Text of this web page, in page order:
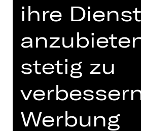
Konzert
Opernhaus
Termine und
ihre
stetig zu
Werbung